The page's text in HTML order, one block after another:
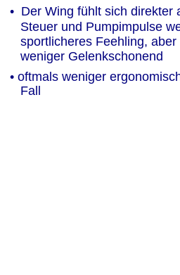
•  Der Wing fühlt sich direkter
Steuer und Pumpimpulse
sportlicheres Feehling,
   weniger Gelenkschonend
• oftmals weniger
   Fall